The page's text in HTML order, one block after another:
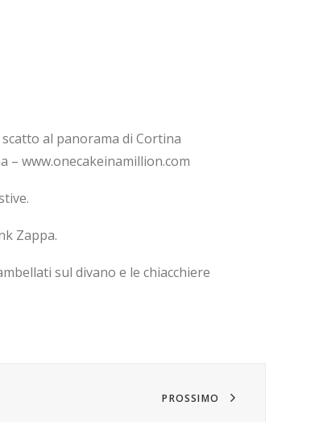
al panorama di Cortina
– www.onecakeinamillion.com
Zappa.
sul divano e le chiacchiere
PROSSIMO